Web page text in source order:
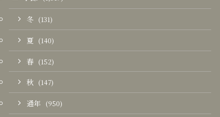
冬 (131)
夏 (140)
春 (152)
秋 (147)
通年 (950)